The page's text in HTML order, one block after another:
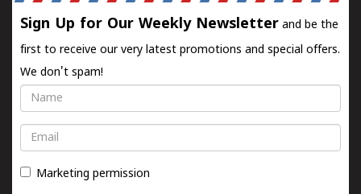
Sign Up for Our Weekly Newsletter and be the
first to receive our very latest promotions and special offers.
We don't spam!
Name
Email
Marketing permission